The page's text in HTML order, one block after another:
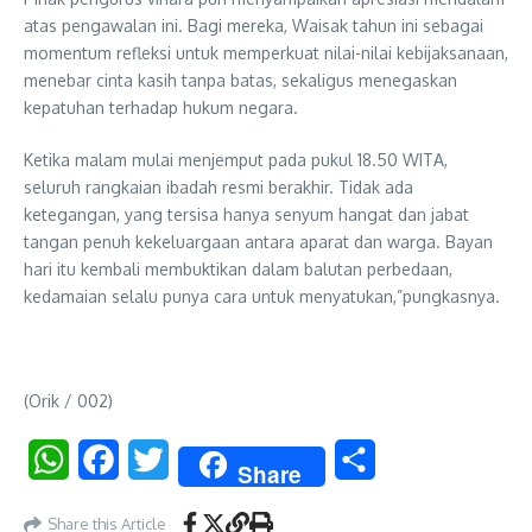
atas pengawalan ini. Bagi mereka, Waisak tahun ini sebagai
momentum refleksi untuk memperkuat nilai-nilai kebijaksanaan,
menebar cinta kasih tanpa batas, sekaligus menegaskan
kepatuhan terhadap hukum negara.
Ketika malam mulai menjemput pada pukul 18.50 WITA,
seluruh rangkaian ibadah resmi berakhir. Tidak ada
ketegangan, yang tersisa hanya senyum hangat dan jabat
tangan penuh kekeluargaan antara aparat dan warga. Bayan
hari itu kembali membuktikan dalam balutan perbedaan,
kedamaian selalu punya cara untuk menyatukan,”pungkasnya.
(Orik / 002)
WhatsAppFacebookTwitter Share
Share this Article